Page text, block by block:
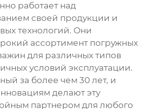
работает над
своей продукции и
технологий. Они
ассортимент погружных
для различных типов
условий эксплуатации.
за более чем 30 лет, и
делают эту
партнером для любого